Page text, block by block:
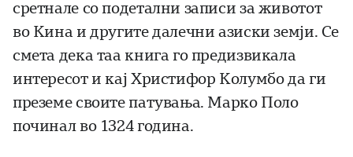
сретнале со поде­тални записи за животот
во Кина и другите далечни азиски зем­ји. Се
смета дека таа книга го предизвикала
интересот и кај Хрис­тифор Колумбо да ги
преземе своите патувања. Марко Поло
починал во 1324 година.